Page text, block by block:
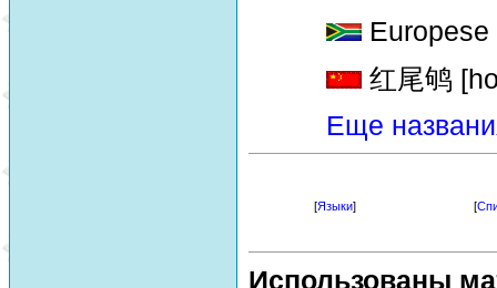
红尾鸲
Еще
[Языки] [
Использованы